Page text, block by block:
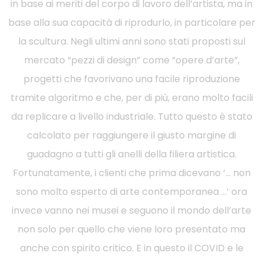
in base ai meriti del corpo di lavoro dell’artista, ma in
base alla sua capacità di riprodurlo, in particolare per
la scultura. Negli ultimi anni sono stati proposti sul
mercato “pezzi di design” come “opere d’arte”,
progetti che favorivano una facile riproduzione
tramite algoritmo e che, per di più, erano molto facili
da replicare a livello industriale. Tutto questo è stato
calcolato per raggiungere il giusto margine di
guadagno a tutti gli anelli della filiera artistica.
Fortunatamente, i clienti che prima dicevano ‘… non
sono molto esperto di arte contemporanea …’ ora
invece vanno nei musei e seguono il mondo dell’arte
non solo per quello che viene loro presentato ma
anche con spirito critico. E in questo il COVID e le